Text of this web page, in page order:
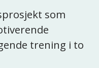
som
trening i to